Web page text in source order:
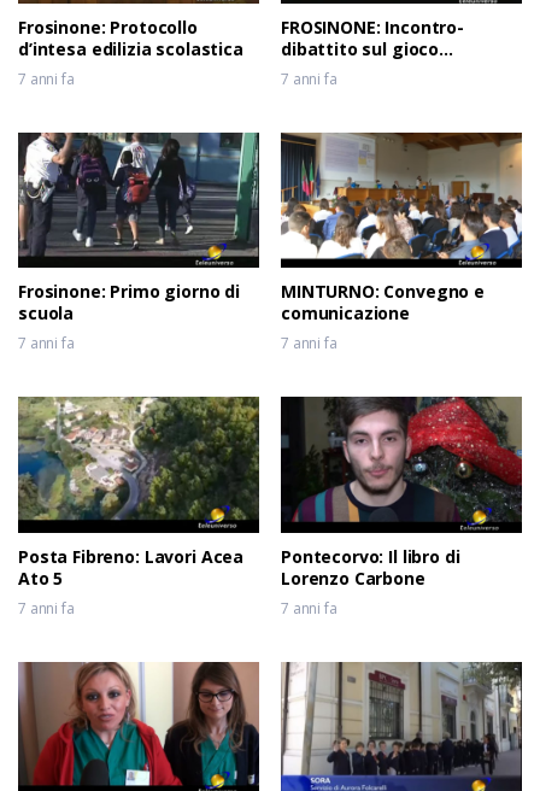
Frosinone: Protocollo
d’intesa edilizia scolastica
7 anni fa
FROSINONE: Incontro-
dibattito sul gioco
d’azzardo
7 anni fa
Frosinone: Primo giorno di
scuola
7 anni fa
MINTURNO: Convegno e
comunicazione
7 anni fa
Posta Fibreno: Lavori Acea
Ato 5
7 anni fa
Pontecorvo: Il libro di
Lorenzo Carbone
7 anni fa